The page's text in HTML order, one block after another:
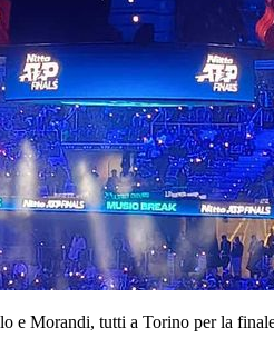
e Morandi, tutti a Torino per la